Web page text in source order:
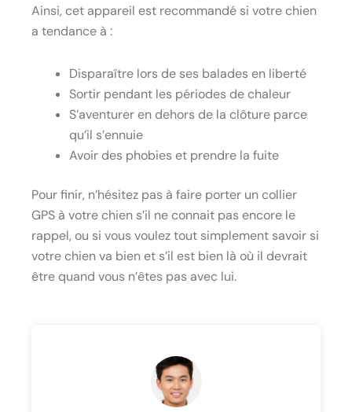
Ainsi, cet appareil est recommandé si votre chien
a tendance à :
Disparaître lors de ses balades en liberté
Sortir pendant les périodes de chaleur
S’aventurer en dehors de la clôture parce
qu’il s’ennuie
Avoir des phobies et prendre la fuite
Pour finir, n’hésitez pas à faire porter un collier
GPS à votre chien s’il ne connait pas encore le
rappel, ou si vous voulez tout simplement savoir si
votre chien va bien et s’il est bien là où il devrait
être quand vous n’êtes pas avec lui.